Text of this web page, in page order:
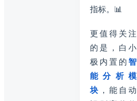
指标。📊
更值得关注
的是，白小
极内置的 智
能分析模
块 ，能自动